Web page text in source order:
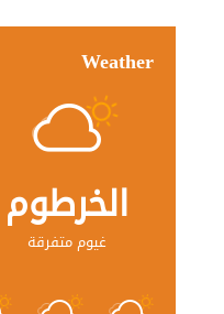
Weather
الخرطوم
غيوم متفرقة